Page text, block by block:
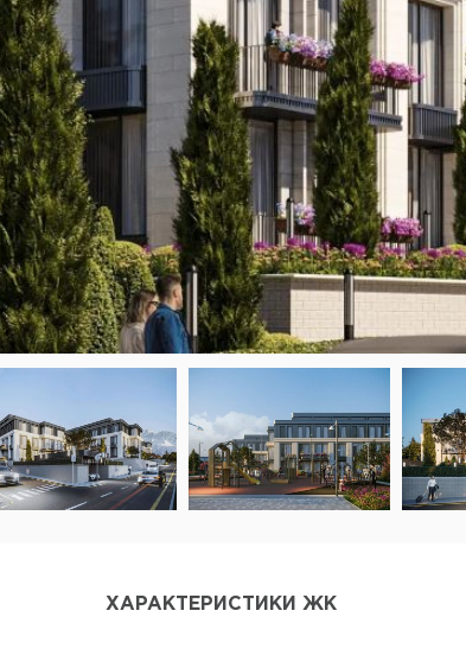
ХАРАКТЕРИСТИКИ ЖК